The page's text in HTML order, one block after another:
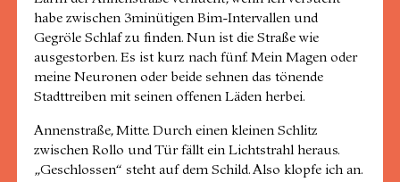
habe zwischen 3minütigen Bim-Intervallen und
Gegröle Schlaf zu finden. Nun ist die Straße wie
ausgestorben. Es ist kurz nach fünf. Mein Magen oder
meine Neuronen oder beide sehnen das tönende
Stadttreiben mit seinen offenen Läden herbei.
Annenstraße, Mitte. Durch einen kleinen Schlitz
zwischen Rollo und Tür fällt ein Lichtstrahl heraus.
„Geschlossen“ steht auf dem Schild. Also klopfe ich an.